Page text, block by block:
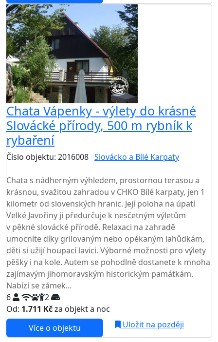
Chata Vápenky - výlety do krásné
Slovácké přírody, 500 m rybník k
rybaření
Číslo objektu: 2016008 Slovácko a Bílé Karpaty
Chata s nádherným výhledem, prostornou terasou a
krásnou, svažitou zahradou v CHKO Bílé karpaty, jen 1
kilometr od slovenských hranic. Její poloha na úpatí
Velké Javořiny ji předurčuje k nesčetným výletům
v pěkné slovácké přírodě. Relaxaci na zahradě
umocníte díky grilovaným nebo opékaným lahůdkám,
děti si užijí houpací lavici. Výborné možnosti pro výlety
pěšky i na kole. Autem se pohodlně dostanete k mnoha
zajímavým jihomoravským historickým památkám.
Nabízí se zámek...
6
2
Od: 1.711 Kčza objekt a noc
Více o objektu
Uložit na později